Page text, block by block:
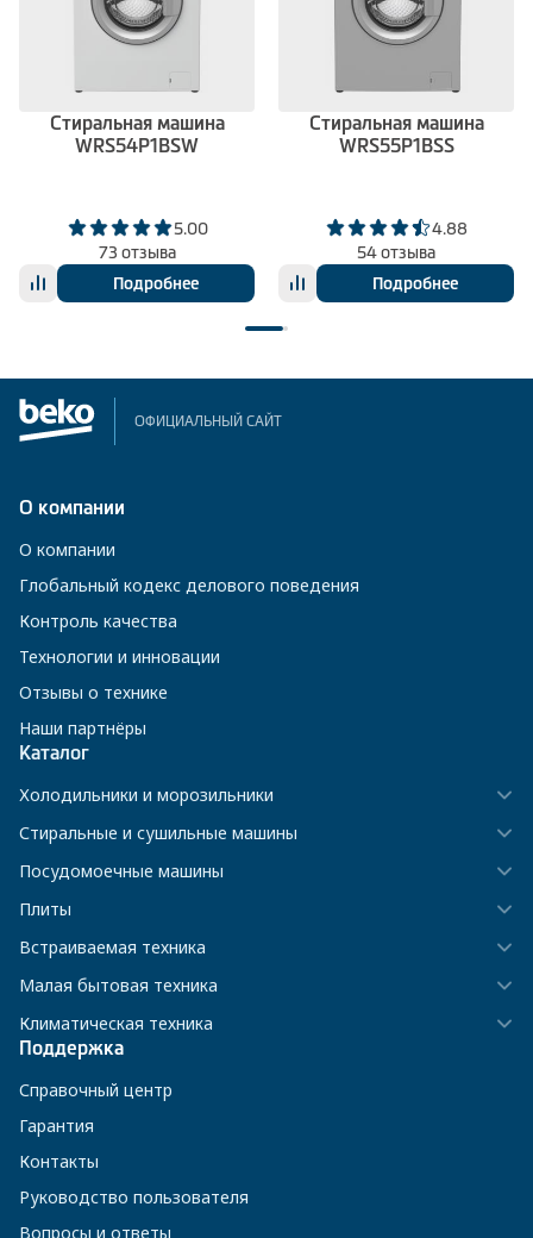
Стиральная машина
WRS54P1BSW
5.00
73 отзыва
Подробнее
Стиральная машина
WRS55P1BSS
4.88
54 отзыва
Подробнее
ОФИЦИАЛЬНЫЙ САЙТ
О компании
О компании
Глобальный кодекс делового поведения
Контроль качества
Технологии и инновации
Отзывы о технике
Наши партнёры
Каталог
Холодильники и морозильники
Стиральные и сушильные машины
Посудомоечные машины
Плиты
Встраиваемая техника
Малая бытовая техника
Климатическая техника
Поддержка
Справочный центр
Гарантия
Контакты
Руководство пользователя
Вопросы и ответы